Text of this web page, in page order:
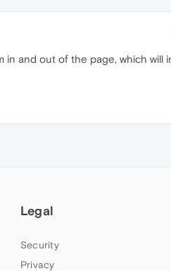
in and out of the page, which will
Legal
Security
Privacy